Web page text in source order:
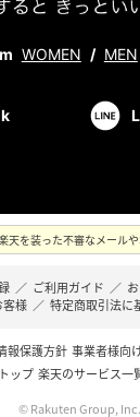
WOMEN / MEN
天を装った不審なメール
／ ご利用ガイド ／
様 ／ 特定商取引法に
報保護方針 事業者様向
ップ 楽天のサービス一
© Rakuten Group, Inc.